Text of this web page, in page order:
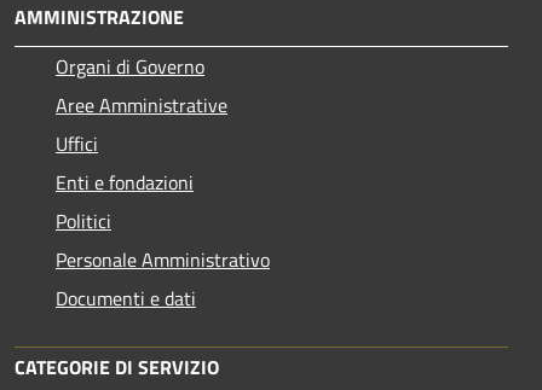
AMMINISTRAZIONE
Organi di Governo
Aree Amministrative
Uffici
Enti e fondazioni
Politici
Personale Amministrativo
Documenti e dati
CATEGORIE DI SERVIZIO